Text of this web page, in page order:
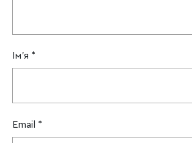
Ім'я *
Email *